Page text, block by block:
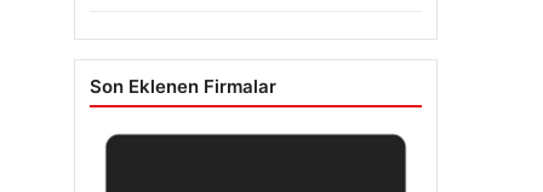
Son Eklenen Firmalar